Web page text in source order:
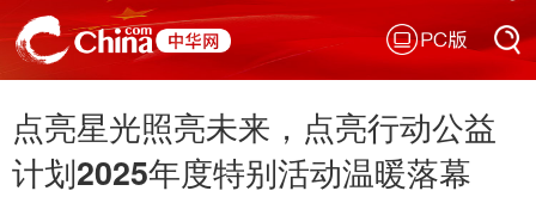
搜索
搜索
PC版
点亮星光照亮未来，点亮行动公益
计划2025年度特别活动温暖落幕